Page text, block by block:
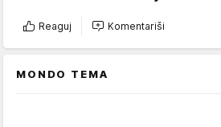
Reaguj Komentariši
MONDO TEMA